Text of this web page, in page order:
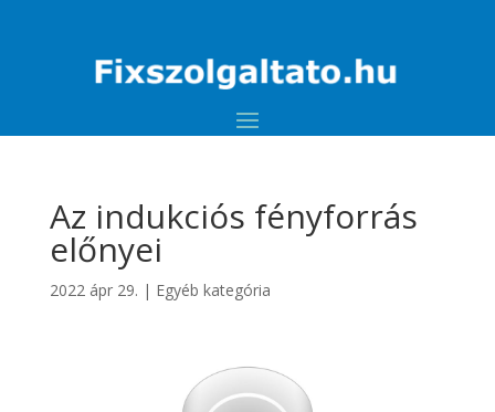
Az indukciós fényforrás
előnyei
2022 ápr 29. | Egyéb kategória